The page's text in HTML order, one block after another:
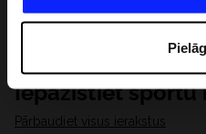
saviem partneriem, lai
saturu un uzlabotu mūsu
( piem. socialos tīklus).
mūsu Privātuma politikā un
Iepazīstiet sportu
Pārbaudiet visus ierakstus